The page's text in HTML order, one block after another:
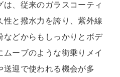
は、従来のガラスコーティ
性と撥水力を誇り、紫外線
などからもしっかりとボデ
ムーブのような街乗りメイ
送迎で使われる機会が多